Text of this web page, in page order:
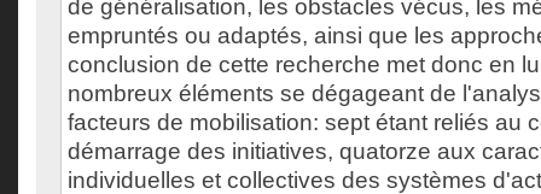
de généralisation, les obstacles vécus, les
empruntés ou adaptés, ainsi que les
conclusion de cette recherche met donc en
nombreux éléments se dégageant de
facteurs de mobilisation: sept étant reliés au
démarrage des initiatives, quatorze aux
individuelles et collectives des systèmes